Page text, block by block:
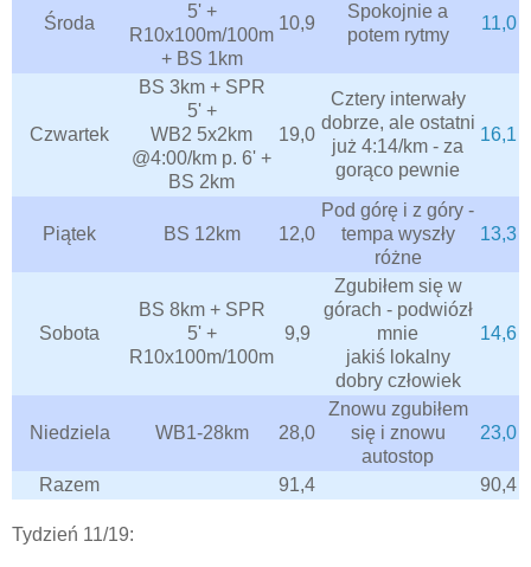
Środa
5' +
R10x100m/100m
+ BS 1km
10,9
Spokojnie a
potem rytmy
11,0
Czwartek
BS 3km + SPR
5' +
WB2 5x2km
@4:00/km p. 6' +
BS 2km
19,0
Cztery interwały
dobrze, ale ostatni
już 4:14/km - za
gorąco pewnie
16,1
Piątek BS 12km 12,0
Pod górę i z góry -
tempa wyszły
różne
13,3
Sobota
BS 8km + SPR
5' +
R10x100m/100m
9,9
Zgubiłem się w
górach - podwiózł
mnie
jakiś lokalny
dobry człowiek
14,6
Niedziela WB1-28km 28,0
Znowu zgubiłem
się i znowu
autostop
23,0
Razem 91,4 90,4
Tydzień 11/19: